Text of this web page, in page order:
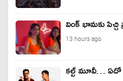
వింక్ భామకు పిచ్చి
13 hours ago
కల్ట్ మూవీ… ఏదో